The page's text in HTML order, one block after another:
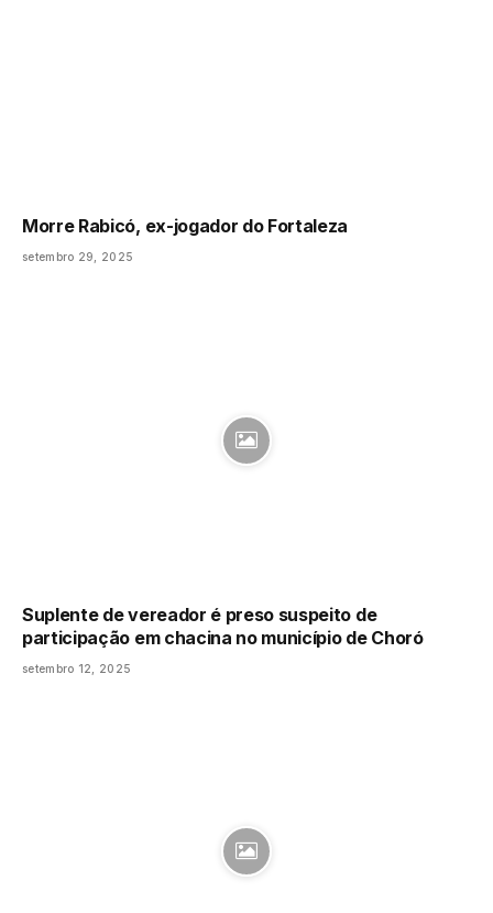
Morre Rabicó, ex-jogador do Fortaleza
setembro 29, 2025
Suplente de vereador é preso suspeito de
participação em chacina no município de Choró
setembro 12, 2025